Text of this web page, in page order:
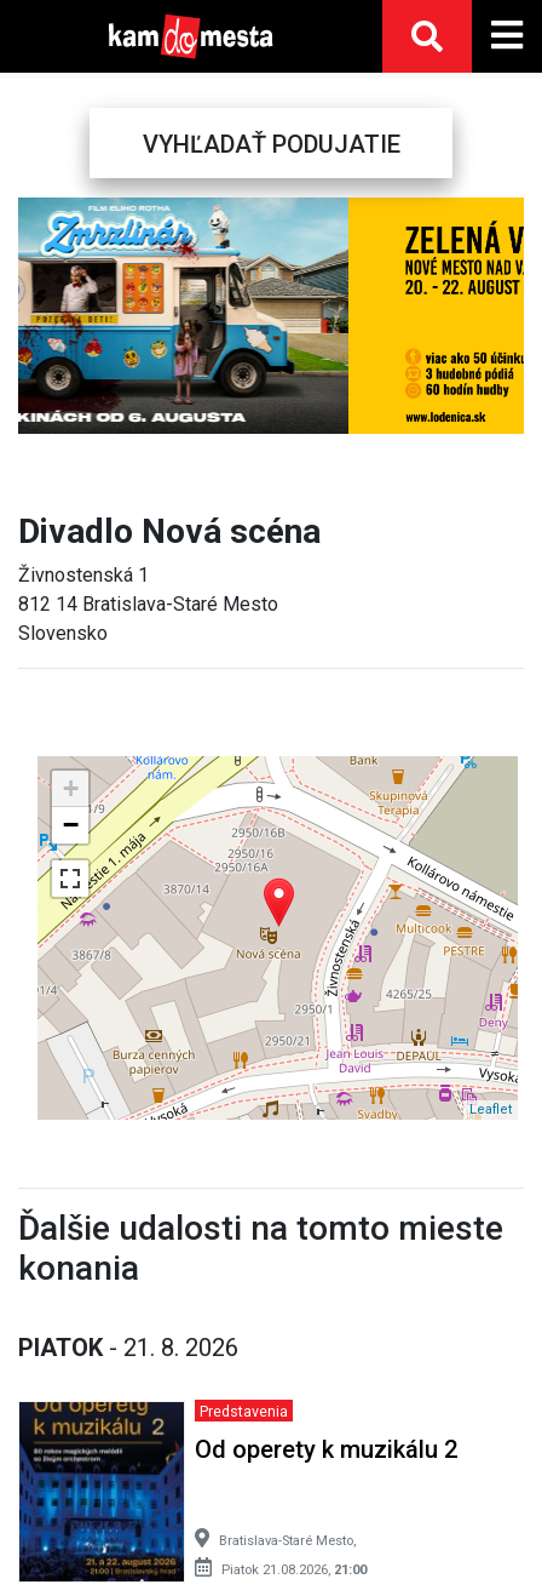
VYHĽADAŤ PODUJATIE
Previous
Divadlo Nová scéna
Živnostenská 1
812 14 Bratislava-Staré Mesto
Slovensko
+
−
Leaflet
Ďalšie udalosti na tomto mieste
konania
PIATOK - 21. 8. 2026
Predstavenia
Od operety k muzikálu 2
Bratislava-Staré Mesto,
Piatok 21.08.2026, 21:00